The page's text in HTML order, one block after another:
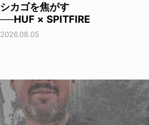
シカゴを焦がす
──HUF × SPITFIRE
2026.08.05